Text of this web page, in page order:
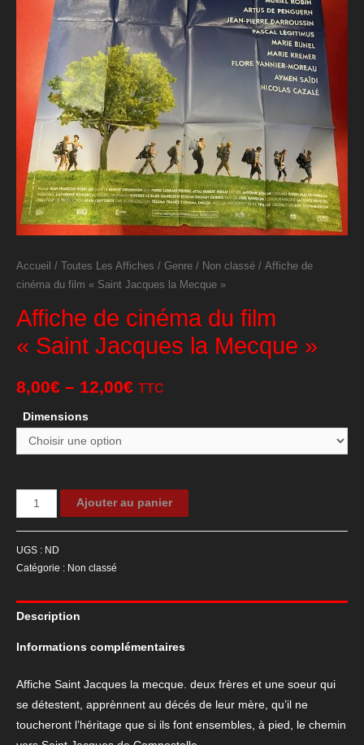
Accueil / Toutes Les Affiches / Genre / Non classé / Affiche de
cinéma du film « Saint Jacques la Mecque »
Affiche de cinéma du film
« Saint Jacques la Mecque »
8,00€ – 12,00€ TTC
Dimensions
quantité
de
du
film
"Saint
la
Mecque"
Ajouter au panier
UGS : ND
Catégorie : Non classé
Description
Informations complémentaires
Affiche Saint Jacques la mecque. deux frères et une soeur qui
se détestent, apprènnent au décés de leur mère, qu’il ne
toucheront l’héritage que si ils font ensembles, à pied, le chemin